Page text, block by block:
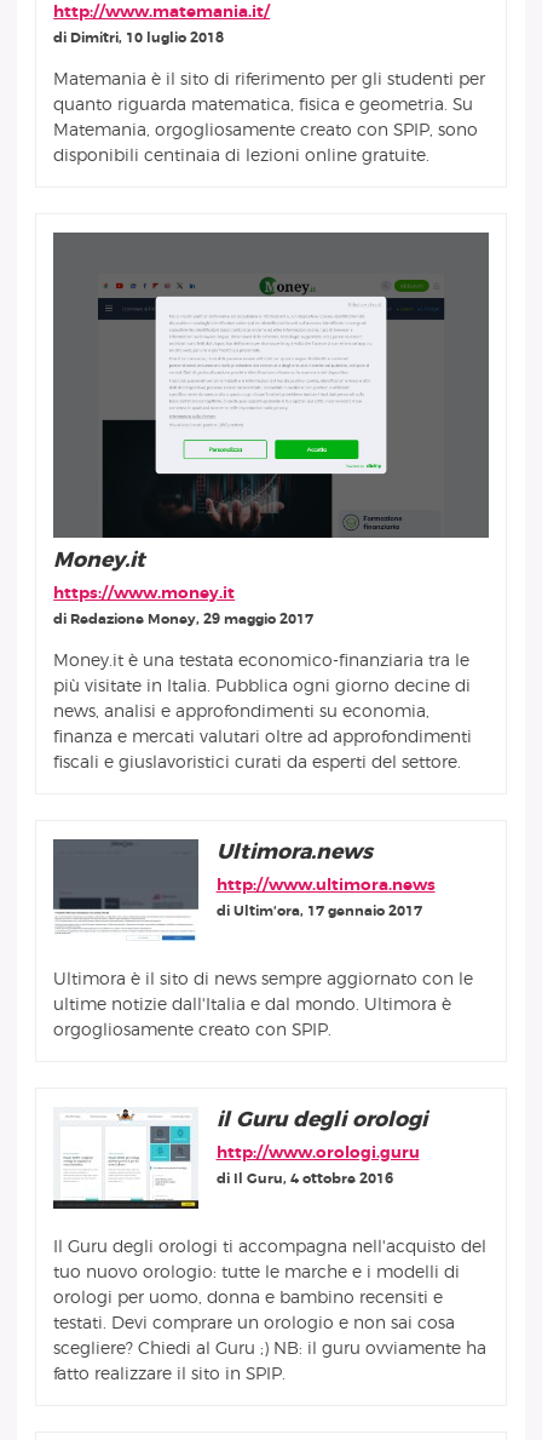
http://www.matemania.it/
di Dimitri, 10 luglio 2018
Matemania è il sito di riferimento per gli studenti per
quanto riguarda matematica, fisica e geometria. Su
Matemania, orgogliosamente creato con SPIP, sono
disponibili centinaia di lezioni online gratuite.
Money.it
https://www.money.it
di Redazione Money, 29 maggio 2017
Money.it è una testata economico-finanziaria tra le
più visitate in Italia. Pubblica ogni giorno decine di
news, analisi e approfondimenti su economia,
finanza e mercati valutari oltre ad approfondimenti
fiscali e giuslavoristici curati da esperti del settore.
Ultimora.news
http://www.ultimora.news
di Ultim’ora, 17 gennaio 2017
Ultimora è il sito di news sempre aggiornato con le
ultime notizie dall'Italia e dal mondo. Ultimora è
orgogliosamente creato con SPIP.
il Guru degli orologi
http://www.orologi.guru
di Il Guru, 4 ottobre 2016
Il Guru degli orologi ti accompagna nell'acquisto del
tuo nuovo orologio: tutte le marche e i modelli di
orologi per uomo, donna e bambino recensiti e
testati. Devi comprare un orologio e non sai cosa
scegliere? Chiedi al Guru ;) NB: il guru ovviamente ha
fatto realizzare il sito in SPIP.